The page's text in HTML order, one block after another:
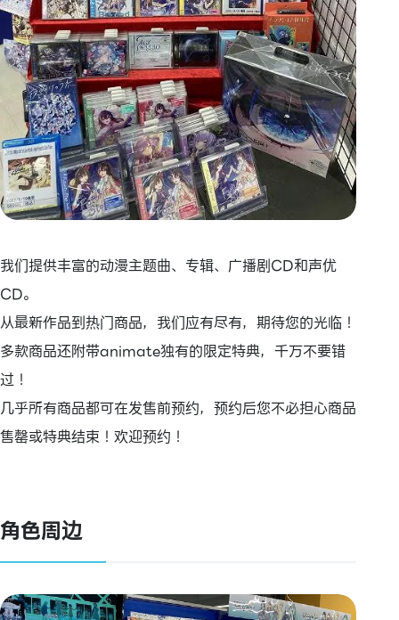
我们提供丰富的动漫主题曲、专辑、广播剧CD和声优
CD。
从最新作品到热门商品，我们应有尽有，期待您的光临！
多款商品还附带animate独有的限定特典，千万不要错
过！
几乎所有商品都可在发售前预约，预约后您不必担心商品
售罄或特典结束！欢迎预约！
角色周边